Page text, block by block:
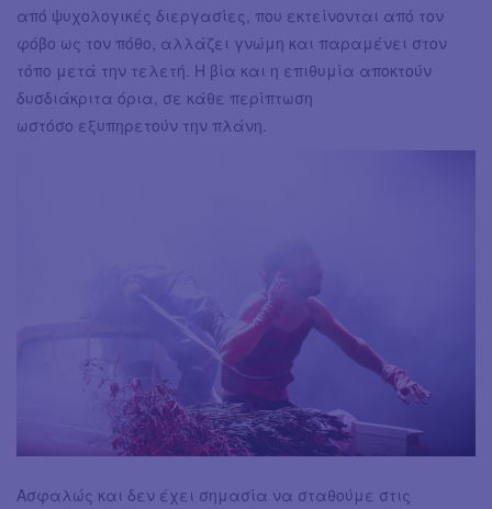
από ψυχολογικές διεργασίες, που εκτείνονται από τον
φόβο ως τον πόθο, αλλάζει γνώμη και παραμένει στον
τόπο μετά την τελετή. Η βία και η επιθυμία αποκτούν
δυσδιάκριτα όρια, σε κάθε περίπτωση
ωστόσο εξυπηρετούν την πλάνη.
Ασφαλώς και δεν έχει σημασία να σταθούμε στις